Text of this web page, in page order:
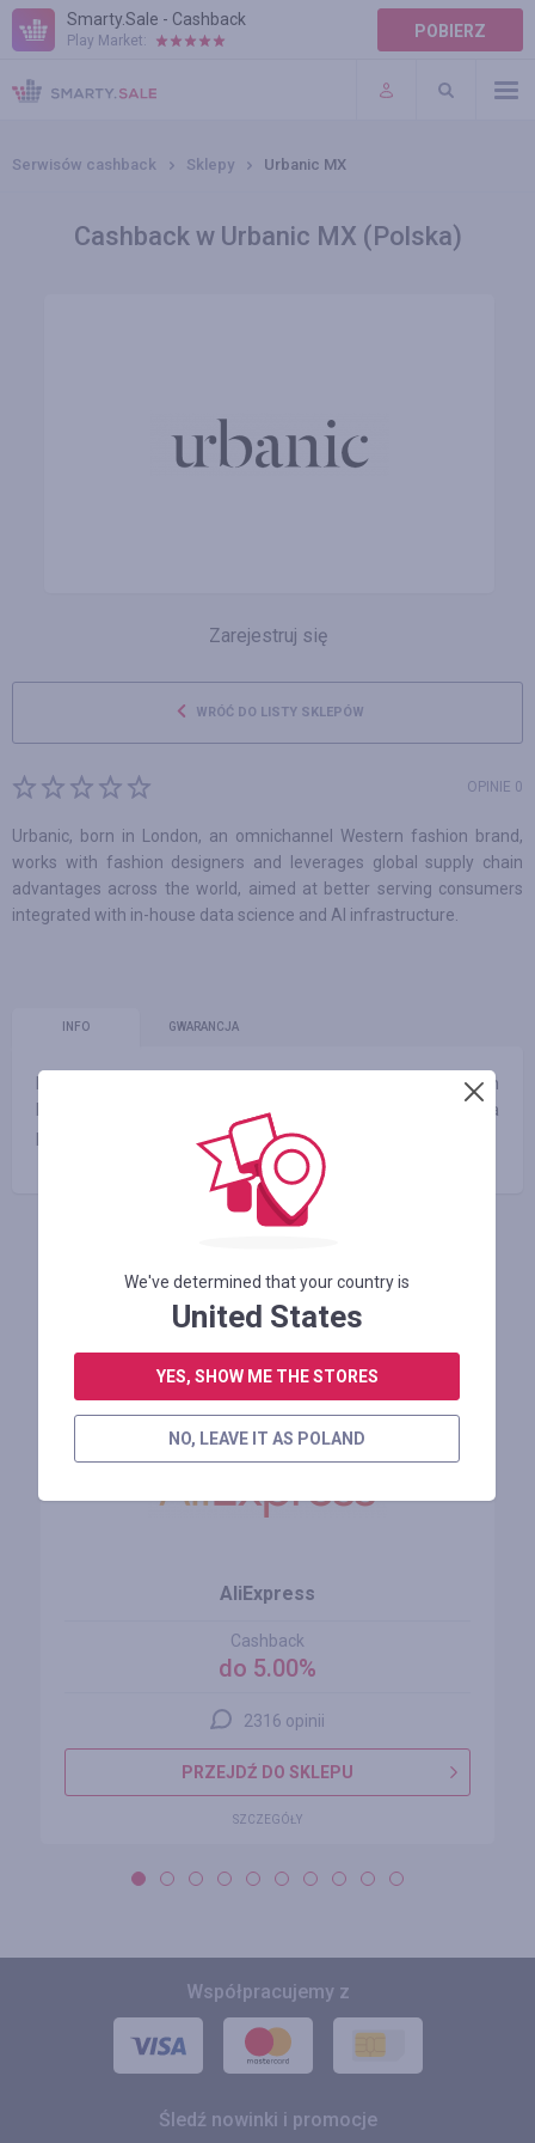
Smarty.Sale - Cashback
Play Market: POBIERZ
POMOC
WARUNKI
Serwisów cashback Sklepy Urbanic MX
Cashback w Urbanic MX (Polska)
Zarejestruj się
WRÓĆ DO LISTY SKLEPÓW
OPINIE 0
Urbanic, born in London, an omnichannel Western fashion brand,
works with fashion designers and leverages global supply chain
advantages across the world, aimed at better serving consumers
integrated with in-house data science and AI infrastructure.
INFO GWARANCJA
En Urbanic somos Estrategas Digitales enfocados en
brindarte soluciones de calidad profesional, para que lleves la
presencia de tu marca al siguiente nivel.
Podobne sklepy
AliExpress
Cashback
do 5.00%
2316 opinii
PRZEJDŹ DO SKLEPU
SZCZEGÓŁY
Współpracujemy z
Śledź nowinki i promocje
We've determined that your country is
United States
YES, SHOW ME THE STORES
NO, LEAVE IT AS POLAND